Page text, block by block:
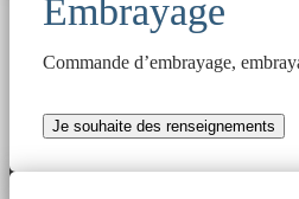
Embrayage
Commande d’embrayage,
Je souhaite des renseignements